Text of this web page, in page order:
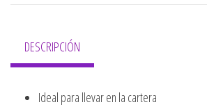
DESCRIPCIÓN
Ideal para llevar en la cartera